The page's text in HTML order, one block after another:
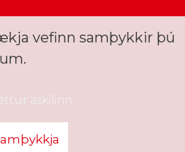
áskilinn
vefinn samþykkir þú